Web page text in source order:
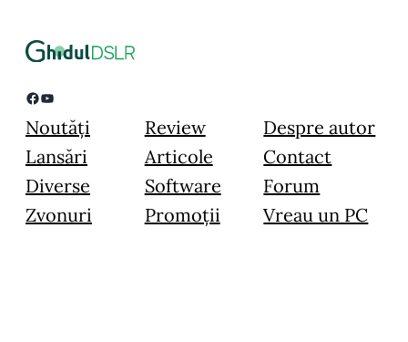
Facebook YouTube
Noutăți
Lansări
Diverse
Zvonuri
Review
Articole
Software
Promoții
Despre autor
Contact
Forum
Vreau un PC